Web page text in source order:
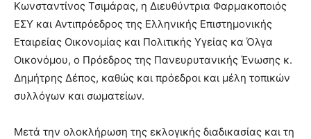
Κωνσταντίνος Τσιμάρας, η Διευθύντρια Φαρμακοποιός
ΕΣΥ και Αντιπρόεδρος της Ελληνικής Επιστημονικής
Εταιρείας Οικονομίας και Πολιτικής Υγείας κα Όλγα
Οικονόμου, ο Πρόεδρος της Πανευρυτανικής Ένωσης κ.
Δημήτρης Δέπος, καθώς και πρόεδροι και μέλη τοπικών
συλλόγων και σωματείων.
Μετά την ολοκλήρωση της εκλογικής διαδικασίας και τη